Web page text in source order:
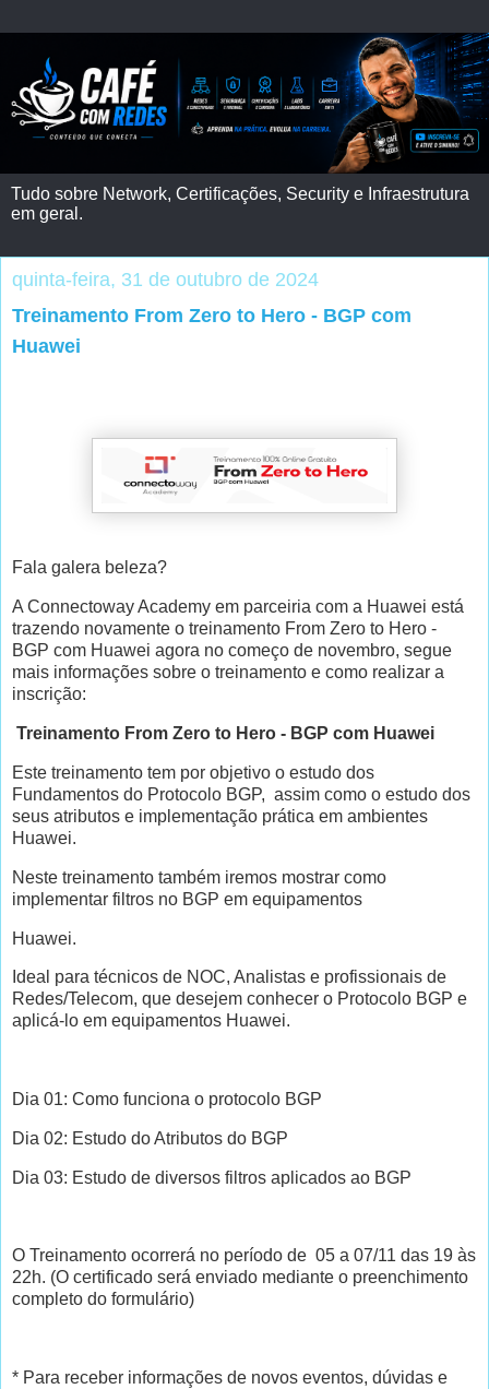
Tudo sobre Network, Certificações, Security e Infraestrutura
em geral.
quinta-feira, 31 de outubro de 2024
Treinamento From Zero to Hero - BGP com
Huawei
Fala galera beleza?
A Connectoway Academy em parceiria com a Huawei está
trazendo novamente o treinamento From Zero to Hero -
BGP com Huawei agora no começo de novembro, segue
mais informações sobre o treinamento e como realizar a
inscrição:
Treinamento From Zero to Hero - BGP com Huawei
Este treinamento tem por objetivo o estudo dos
Fundamentos do Protocolo BGP, assim como o estudo dos
seus atributos e implementação prática em ambientes
Huawei.
Neste treinamento também iremos mostrar como
implementar filtros no BGP em equipamentos
Huawei.
Ideal para técnicos de NOC, Analistas e profissionais de
Redes/Telecom, que desejem conhecer o Protocolo BGP e
aplicá-lo em equipamentos Huawei.
Dia 01: Como funciona o protocolo BGP
Dia 02: Estudo do Atributos do BGP
Dia 03: Estudo de diversos filtros aplicados ao BGP
O Treinamento ocorrerá no período de 05 a 07/11 das 19 às
22h. (O certificado será enviado mediante o preenchimento
completo do formulário)
* Para receber informações de novos eventos, dúvidas e